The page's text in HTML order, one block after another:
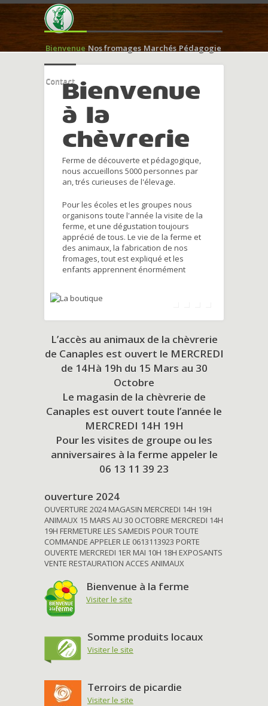
Bienvenue Nos fromages Marchés Pédagogie
ContactBienvenue
à la
chèvrerie
Ferme de découverte et pédagogique,
nous accueillons 5000 personnes par
an, trés curieuses de l'élevage.
Pour les écoles et les groupes nous
organisons toute l'année la visite de la
ferme, et une dégustation toujours
apprécié de tous. Le vie de la ferme et
des animaux, la fabrication de nos
fromages, tout est expliqué et les
enfants apprennent énormément
L’accès au animaux de la chèvrerie
de Canaples est ouvert le MERCREDI
de 14Hà 19h du 15 Mars au 30
Octobre
Le magasin de la chèvrerie de
Canaples est ouvert toute l’année le
MERCREDI 14H 19H
Pour les visites de groupe ou les
anniversaires à la ferme appeler le
06 13 11 39 23
ouverture 2024
OUVERTURE 2024 MAGASIN MERCREDI 14H 19H
ANIMAUX 15 MARS AU 30 OCTOBRE MERCREDI 14H
19H FERMETURE LES SAMEDIS POUR TOUTE
COMMANDE APPELER LE 0613113923 PORTE
OUVERTE MERCREDI 1ER MAI 10H 18H EXPOSANTS
VENTE RESTAURATION ACCES ANIMAUX
Bienvenue à la ferme
Visiter le site
Somme produits locaux
Visiter le site
Terroirs de picardie
Visiter le site